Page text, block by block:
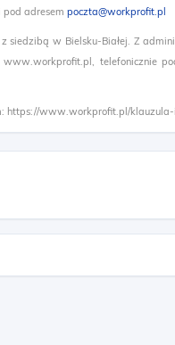
pod adresem poczta@workprofit.pl
siedzibą w Bielsku-Białej. Z
telefonicznie
https://www.workprofit.pl/